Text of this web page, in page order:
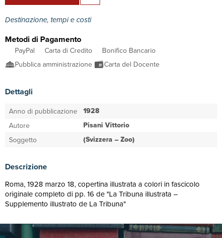
Destinazione, tempi e costi
Metodi di Pagamento
PayPal Carta di Credito
Bonifico Bancario
Pubblica amministrazione
Carta del Docente
Dettagli
Anno di pubblicazione 1928
Autore Pisani Vittorio
Soggetto (Svizzera – Zoo)
Descrizione
Roma, 1928 marzo 18, copertina illustrata a colori in fascicolo
originale completo di pp. 16 de "La Tribuna illustrata –
Supplemento illustrato de La Tribuna"